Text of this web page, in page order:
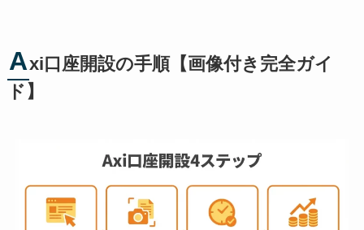
Axi口座開設の手順【画像付き完全ガイ
ド】